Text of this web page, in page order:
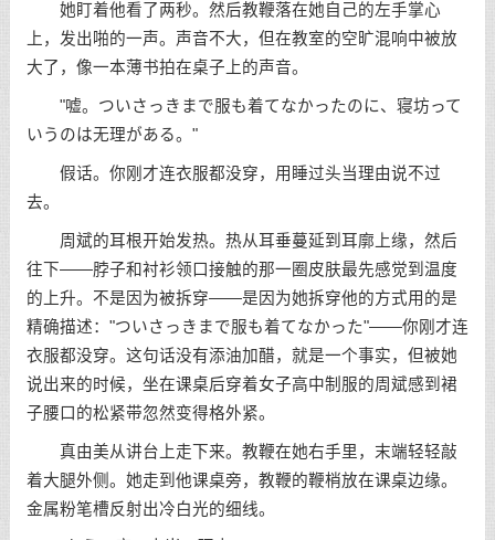
她盯着他看了两秒。然后教鞭落在她自己的左手掌心
上，发出啪的一声。声音不大，但在教室的空旷混响中被放
大了，像一本薄书拍在桌子上的声音。
"嘘。ついさっきまで服も着てなかったのに、寝坊って
いうのは无理がある。"
假话。你刚才连衣服都没穿，用睡过头当理由说不过
去。
周斌的耳根开始发热。热从耳垂蔓延到耳廓上缘，然后
往下——脖子和衬衫领口接触的那一圈皮肤最先感觉到温度
的上升。不是因为被拆穿——是因为她拆穿他的方式用的是
精确描述："ついさっきまで服も着てなかった"——你刚才连
衣服都没穿。这句话没有添油加醋，就是一个事实，但被她
说出来的时候，坐在课桌后穿着女子高中制服的周斌感到裙
子腰口的松紧带忽然变得格外紧。
真由美从讲台上走下来。教鞭在她右手里，末端轻轻敲
着大腿外侧。她走到他课桌旁，教鞭的鞭梢放在课桌边缘。
金属粉笔槽反射出冷白光的细线。